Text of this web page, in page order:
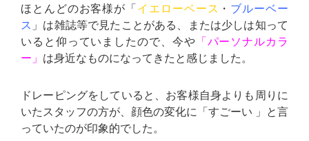
ほとんどのお客様が「 イエローベース ・ ブルーベー
ス 」は雑誌等で見たことがある、または少しは知って
いると仰っていましたので、今や 「パーソナルカラ
ー」 は身近なものになってきたと感じました。
ドレーピングをしていると、お客様自身よりも周りに
いたスタッフの方が、顔色の変化に「すごーい 」と言
っていたのが印象的でした。